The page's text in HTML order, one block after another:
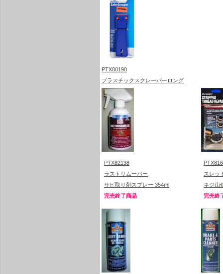
PTX80190
プラスチックスクレーパーロング
PTX82138
ラストリムーバー
サビ取り剤スプレー 354ml
完売終了商品
スレッ
ネジ山
完売終